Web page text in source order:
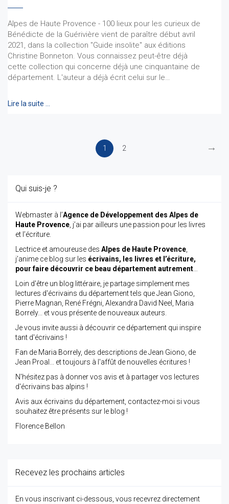
Alpes de Haute Provence - 100 lieux pour les curieux de
Bénédicte de la Guérivière vient de paraître début avril
2021, dans la collection "Guide insolite" aux éditions
Christine Bonneton. Vous connaissez peut-être déjà
cette collection qui concerne déjà une cinquantaine de
département. L'auteur a déjà écrit celui sur le…
Lire la suite …
1 2 →
Qui suis-je ?
Webmaster à l’Agence de Développement des Alpes de
Haute Provence, j’ai par ailleurs une passion pour les livres
et l’écriture.
Lectrice et amoureuse des Alpes de Haute Provence,
j’anime ce blog sur les écrivains, les livres et l’écriture,
pour faire découvrir ce beau département autrement…
Loin d'être un blog littéraire, je partage simplement mes
lectures d'écrivains du département tels que Jean Giono,
Pierre Magnan, René Frégni, Alexandra David Neel, Maria
Borrely... et vous présente de nouveaux auteurs.
Je vous invite aussi à découvrir ce département qui inspire
tant d'écrivains !
Fan de Maria Borrely, des descriptions de Jean Giono, de
Jean Proal... et toujours à l'affût de nouvelles écritures !
N'hésitez pas à donner vos avis et à partager vos lectures
d'écrivains bas alpins !
Avis aux écrivains du département, contactez-moi si vous
souhaitez être présents sur le blog !
Florence Bellon
Recevez les prochains articles
En vous inscrivant ci-dessous, vous recevrez directement